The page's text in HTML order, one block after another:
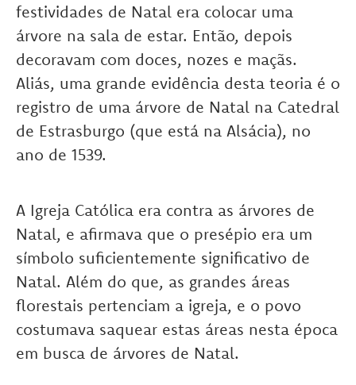
festividades de Natal era colocar uma
árvore na sala de estar. Então, depois
decoravam com doces, nozes e maçãs.
Aliás, uma grande evidência desta teoria é o
registro de uma árvore de Natal na Catedral
de Estrasburgo (que está na Alsácia), no
ano de 1539.
A Igreja Católica era contra as árvores de
Natal, e afirmava que o presépio era um
símbolo suficientemente significativo de
Natal. Além do que, as grandes áreas
florestais pertenciam a igreja, e o povo
costumava saquear estas áreas nesta época
em busca de árvores de Natal.